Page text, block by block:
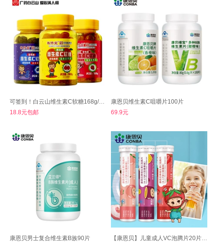
可签到！白云山维生素C软糖168g/瓶多口味
18.8元包邮
康恩贝维生素C咀嚼片100片
69.9元
康恩贝男士复合维生素B族90片
【康恩贝】儿童成人VC泡腾片20片1支